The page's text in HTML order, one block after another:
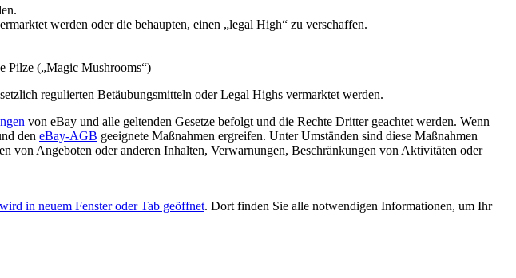
werden oder die behaupten, einen „legal High“ zu verschaffen.
Pilze („Magic Mushrooms“)
regulierten Betäubungsmitteln oder Legal Highs vermarktet werden.
von eBay und alle geltenden Gesetze befolgt und die Rechte Dritter geachtet werden. Wenn
den eBay-AGB geeignete Maßnahmen ergreifen. Unter Umständen sind diese Maßnahmen
von Angeboten oder anderen Inhalten, Verwarnungen, Beschränkungen von Aktivitäten oder
in neuem Fenster oder Tab geöffnet. Dort finden Sie alle notwendigen Informationen, um Ihr